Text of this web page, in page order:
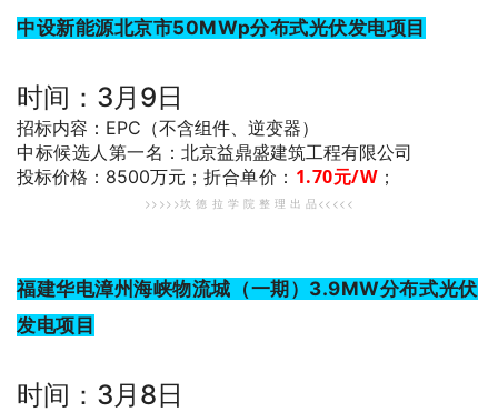
中设新能源北京市50MWp分布式光伏发电项目
时间：3月9日
招标内容：EPC（不含组件、逆变器）
中标候选人第一名 ：北京益鼎盛建筑工程有限公司
投标价格：8500万元； 折合单价： 1.70元/W；
>>>>>坎 德 拉 学 院 整 理 出 品<<<<<
福建华电漳州海峡物流城（一期）3.9MW分布式光伏
发电项目
时间：3月8日